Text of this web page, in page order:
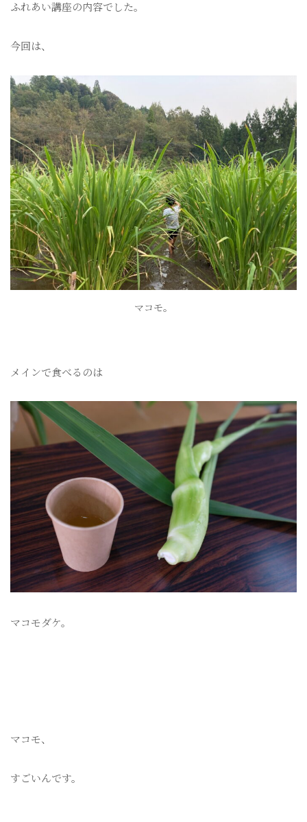
ふれあい講座の内容でした。
今回は、
マコモ。
メインで食べるのは
マコモダケ。
マコモ、
すごいんです。